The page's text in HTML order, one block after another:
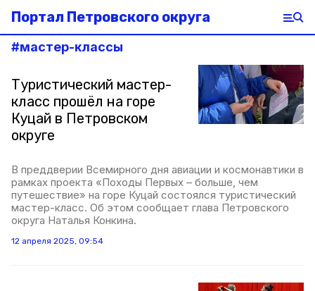
Портал Петровского округа
#мастер-классы
Туристический мастер-
класс прошёл на горе
Куцай в Петровском
округе
В преддверии Всемирного дня авиации и космонавтики в
рамках проекта «Походы Первых – больше, чем
путешествие» на горе Куцай состоялся туристический
мастер-класс. Об этом сообщает глава Петровского
округа Наталья Конкина.
12 апреля 2025, 09:54